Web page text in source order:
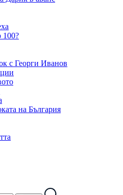
100?
с Георги Иванов
на България